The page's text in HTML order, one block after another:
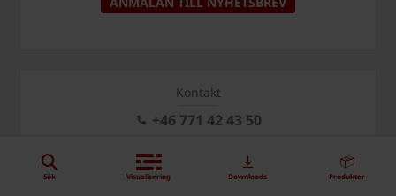
Sök Visualisering Downloads Produkter
Kontakt
+46 771 42 43 50